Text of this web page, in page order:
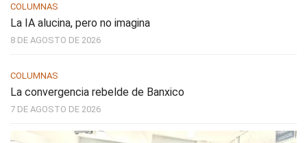
COLUMNAS
La IA alucina, pero no imagina
8 DE AGOSTO DE 2026
COLUMNAS
La convergencia rebelde de Banxico
7 DE AGOSTO DE 2026